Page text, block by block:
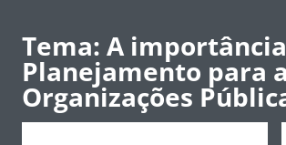
Tema: A
Planejamento para
Organizações